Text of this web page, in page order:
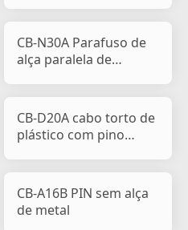
CB-N30A Parafuso de
alça paralela de
CB-D20A cabo torto de
plástico com pino
CB-A16B PIN sem alça
de metal